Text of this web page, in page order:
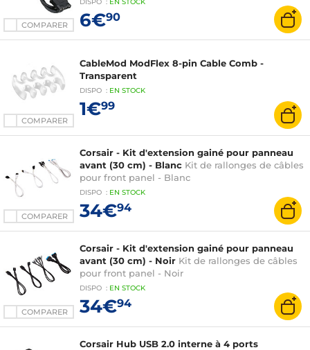
COMPARER
EN STOCK
6€90
COMPARER
CableMod ModFlex 8-pin Cable Comb -
Transparent
DISPO : EN STOCK
1€99
COMPARER
Corsair - Kit d'extension gainé pour panneau
avant (30 cm) - Blanc Kit de rallonges de câbles
pour front panel - Blanc
DISPO : EN STOCK
34€94
COMPARER
Corsair - Kit d'extension gainé pour panneau
avant (30 cm) - Noir Kit de rallonges de câbles
pour front panel - Noir
DISPO : EN STOCK
34€94
Corsair Hub USB 2.0 interne à 4 ports